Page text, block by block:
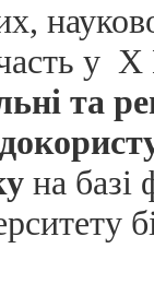
у
та
на базі